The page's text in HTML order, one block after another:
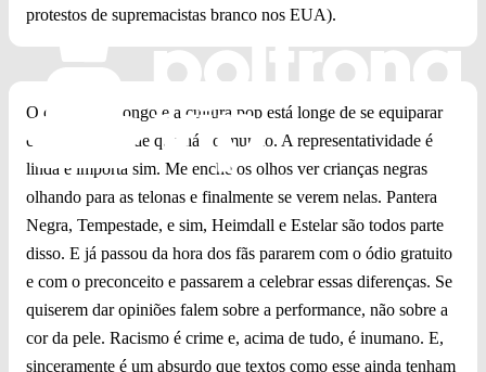
protestos de supremacistas branco nos EUA).
O caminho é longo e a cultura pop está longe de se equiparar
com a diversidade que há no mundo. A representatividade é
linda e importa sim. Me enche os olhos ver crianças negras
olhando para as telonas e finalmente se verem nelas. Pantera
Negra, Tempestade, e sim, Heimdall e Estelar são todos parte
disso. E já passou da hora dos fãs pararem com o ódio gratuito
e com o preconceito e passarem a celebrar essas diferenças. Se
quiserem dar opiniões falem sobre a performance, não sobre a
cor da pele. Racismo é crime e, acima de tudo, é inumano. E,
sinceramente é um absurdo que textos como esse ainda tenham